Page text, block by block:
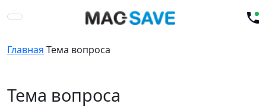
Главная Тема вопроса
Тема вопроса